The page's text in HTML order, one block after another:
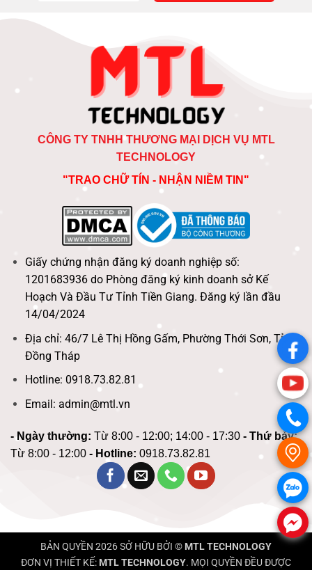
CÔNG TY TNHH THƯƠNG MẠI DỊCH VỤ MTL
TECHNOLOGY
"TRAO CHỮ TÍN - NHẬN NIỀM TIN"
Giấy chứng nhận đăng ký doanh nghiệp số:
1201683936 do Phòng đăng ký kinh doanh sở Kế
Hoạch Và Đầu Tư Tỉnh Tiền Giang. Đăng ký lần đầu
14/04/2024
Địa chỉ: 46/7 Lê Thị Hồng Gấm, Phường Thới Sơn, Tỉnh
Đồng Tháp
Hotline: 0918.73.82.81
Email: admin@mtl.vn
- Ngày thường: Từ 8:00 - 12:00; 14:00 - 17:30 - Thứ bảy:
Từ 8:00 - 12:00 - Hotline: 0918.73.82.81
BẢN QUYỀN 2026 SỞ HỮU BỞI © MTL TECHNOLOGY
ĐƠN VỊ THIẾT KẾ: MTL TECHNOLOGY. MỌI QUYỀN ĐỀU ĐƯỢC
.
.
.
.
.
.